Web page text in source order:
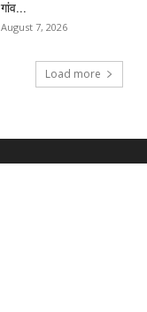
गांव...
August 7, 2026
Load more